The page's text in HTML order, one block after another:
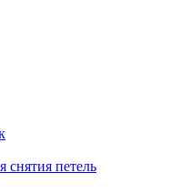
снятия петель